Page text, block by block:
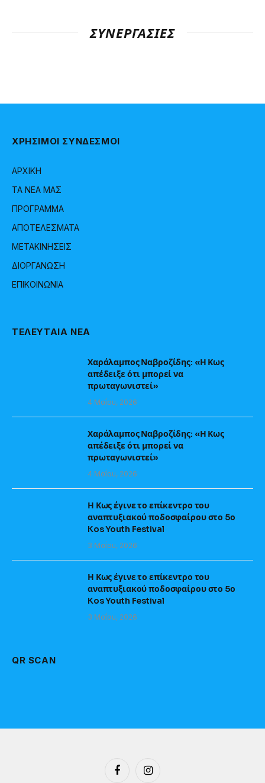
ΣΥΝΕΡΓΑΣΊΕΣ
ΧΡΗΣΙΜΟΙ ΣΥΝΔΕΣΜΟΙ
ΑΡΧΙΚΗ
ΤΑ ΝΕΑ ΜΑΣ
ΠΡΟΓΡΑΜΜΑ
ΑΠΟΤΕΛΕΣΜΑΤΑ
ΜΕΤΑΚΙΝΗΣΕΙΣ
ΔΙΟΡΓΑΝΩΣΗ
ΕΠΙΚΟΙΝΩΝΙΑ
ΤΕΛΕΥΤΑΙΑ ΝΕΑ
Χαράλαμπος Ναβροζίδης: «Η Κως
απέδειξε ότι μπορεί να
πρωταγωνιστεί»
4 Μαΐου, 2026
Χαράλαμπος Ναβροζίδης: «Η Κως
απέδειξε ότι μπορεί να
πρωταγωνιστεί»
4 Μαΐου, 2026
Η Κως έγινε το επίκεντρο του
αναπτυξιακού ποδοσφαίρου στο 5ο
Kos Youth Festival
3 Μαΐου, 2026
Η Κως έγινε το επίκεντρο του
αναπτυξιακού ποδοσφαίρου στο 5ο
Kos Youth Festival
3 Μαΐου, 2026
QR SCAN
FacebookInstagram